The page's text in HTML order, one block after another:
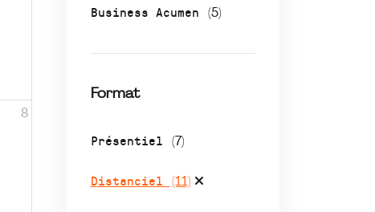
Business Acumen (5)
Format
Présentiel (7)
Distanciel (11)
8